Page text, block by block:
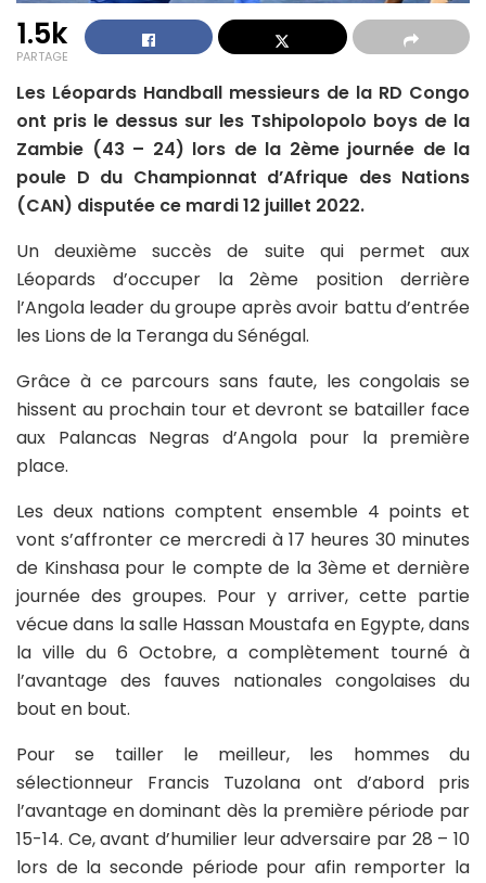
1.5k
PARTAGE
Les Léopards Handball messieurs de la RD Congo
ont pris le dessus sur les Tshipolopolo boys de la
Zambie (43 – 24) lors de la 2ème journée de la
poule D du Championnat d’Afrique des Nations
(CAN) disputée ce mardi 12 juillet 2022.
Un deuxième succès de suite qui permet aux
Léopards d’occuper la 2ème position derrière
l’Angola leader du groupe après avoir battu d’entrée
les Lions de la Teranga du Sénégal.
Grâce à ce parcours sans faute, les congolais se
hissent au prochain tour et devront se batailler face
aux Palancas Negras d’Angola pour la première
place.
Les deux nations comptent ensemble 4 points et
vont s’affronter ce mercredi à 17 heures 30 minutes
de Kinshasa pour le compte de la 3ème et dernière
journée des groupes. Pour y arriver, cette partie
vécue dans la salle Hassan Moustafa en Egypte, dans
la ville du 6 Octobre, a complètement tourné à
l’avantage des fauves nationales congolaises du
bout en bout.
Pour se tailler le meilleur, les hommes du
sélectionneur Francis Tuzolana ont d’abord pris
l’avantage en dominant dès la première période par
15-14. Ce, avant d’humilier leur adversaire par 28 – 10
lors de la seconde période pour afin remporter la